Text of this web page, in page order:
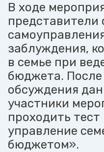
В ходе
представители
заблуждения,
в семье при
бюджета.
обсуждения
участники
проходить
управление
бюджетом».